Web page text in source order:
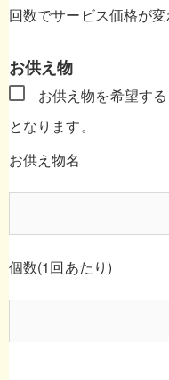
回数でサービス価格が
お供え物
お供え物を希望する
となります。
お供え物名
個数(1回あたり)